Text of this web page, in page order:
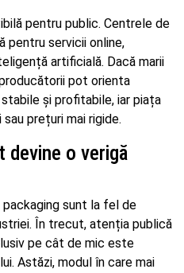
pentru public. Centrele de
pentru servicii online,
artificială. Dacă marii
pot orienta
și profitabile, iar piața
prețuri mai rigide.
devine o verigă
sunt la fel de
În trecut, atenția publică
pe cât de mic este
Astăzi, modul în care mai